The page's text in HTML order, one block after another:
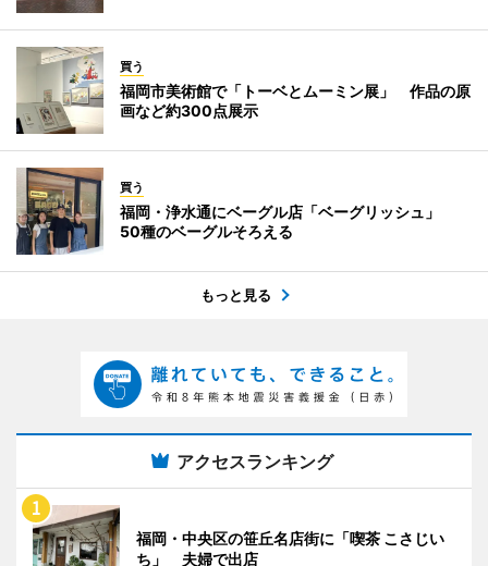
買う
福岡市美術館で「トーベとムーミン展」 作品の原
画など約300点展示
買う
福岡・浄水通にベーグル店「ベーグリッシュ」
50種のベーグルそろえる
もっと見る
アクセスランキング
福岡・中央区の笹丘名店街に「喫茶 こさじい
ち」 夫婦で出店